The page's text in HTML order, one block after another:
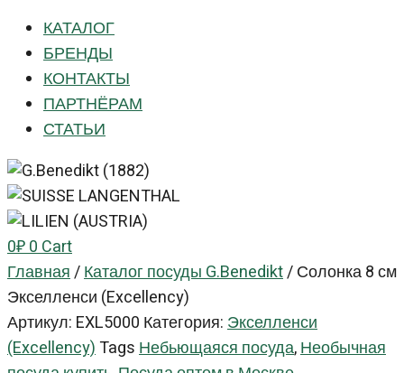
КАТАЛОГ
БРЕНДЫ
КОНТАКТЫ
ПАРТНЁРАМ
СТАТЬИ
0₽0Cart
Главная/Каталог посуды G.Benedikt/Солонка 8 см
Экселленси (Excellency)
Артикул: EXL5000 Категория:Экселленси
(Excellency)TagsНебьющаяся посуда,Необычная